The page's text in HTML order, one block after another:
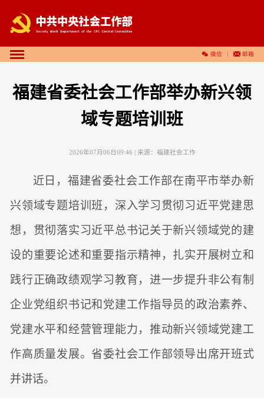
微信 邮箱
福建省委社会工作部举办新兴领
域专题培训班
2026年07月06日09:46 | 来源： 福建社会工作
近日，福建省委社会工作部在南平市举办新
兴领域专题培训班，深入学习贯彻习近平党建思
想，贯彻落实习近平总书记关于新兴领域党的建
设的重要论述和重要指示精神，扎实开展树立和
践行正确政绩观学习教育，进一步提升非公有制
企业党组织书记和党建工作指导员的政治素养、
党建水平和经营管理能力，推动新兴领域党建工
作高质量发展。省委社会工作部领导出席开班式
并讲话。